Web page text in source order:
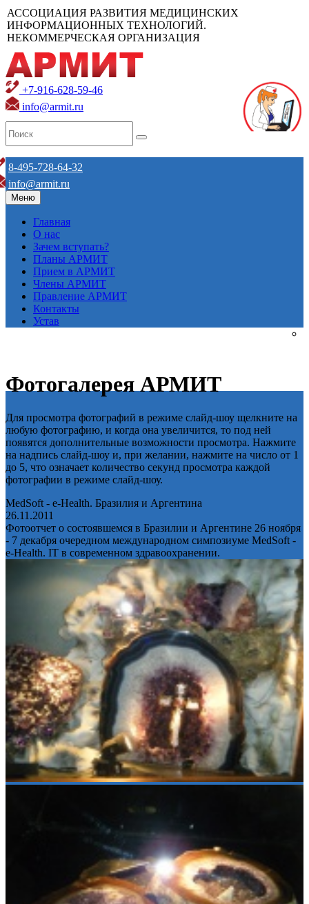
АССОЦИАЦИЯ РАЗВИТИЯ МЕДИЦИНСКИХ
ИНФОРМАЦИОННЫХ ТЕХНОЛОГИЙ.
НЕКОММЕРЧЕСКАЯ ОРГАНИЗАЦИЯ
+7-916-628-59-46
info@armit.ru
8-495-728-64-32
info@armit.ru
Меню
Главная
О нас
Зачем вступать?
Планы АРМИТ
Прием в АРМИТ
Члены АРМИТ
Правление АРМИТ
Контакты
Устав
Фотогалерея АРМИТ
Для просмотра фотографий в режиме слайд-шоу щелкните на
любую фотографию, и когда она увеличится, то под ней
появятся дополнительные возможности просмотра. Нажмите
на надпись слайд-шоу и, при желании, нажмите на число от 1
до 5, что означает количество секунд просмотра каждой
фотографии в режиме слайд-шоу.
MedSoft - e-Health. Бразилия и Аргентина
26.11.2011
Фотоотчет о состоявшемся в Бразилии и Аргентине 26 ноября
- 7 декабря очередном международном симпозиуме MedSoft -
e-Health. IT в современном здравоохранении.